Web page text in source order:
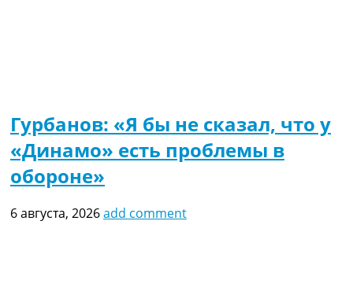
Гурбанов: «Я бы не сказал, что у
«Динамо» есть проблемы в
обороне»
6 августа, 2026add comment